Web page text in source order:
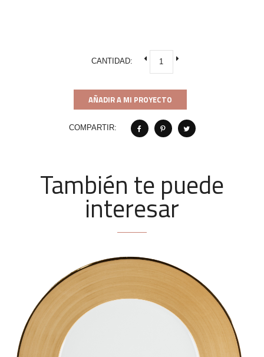
CANTIDAD:
AÑADIR A MI PROYECTO
COMPARTIR:
También te puede
interesar